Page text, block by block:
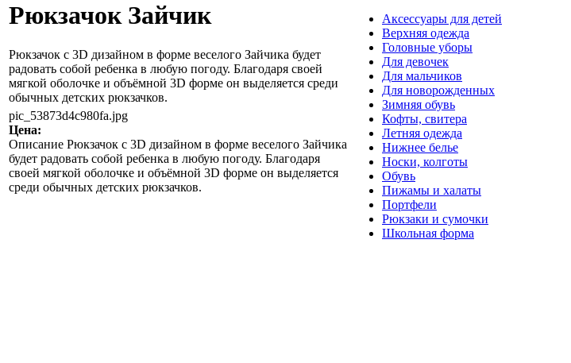
Рюкзачок Зайчик
Рюкзачок с 3D дизайном в форме веселого Зайчика будет
радовать собой ребенка в любую погоду. Благодаря своей
мягкой оболочке и объёмной 3D форме он выделяется среди
обычных детских рюкзачков.
pic_53873d4c980fa.jpg
Цена:
Описание Рюкзачок с 3D дизайном в форме веселого Зайчика
будет радовать собой ребенка в любую погоду. Благодаря
своей мягкой оболочке и объёмной 3D форме он выделяется
среди обычных детских рюкзачков.
Аксессуары для детей
Верхняя одежда
Головные уборы
Для девочек
Для мальчиков
Для новорожденных
Зимняя обувь
Кофты, свитера
Летняя одежда
Нижнее белье
Носки, колготы
Обувь
Пижамы и халаты
Портфели
Рюкзаки и сумочки
Школьная форма